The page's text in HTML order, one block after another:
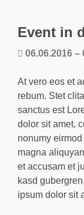
Event in
06.06.2016 –
At vero eos et
rebum. Stet
sanctus est
dolor sit amet,
nonumy
magna
et accusam et
kasd
ipsum dolor sit